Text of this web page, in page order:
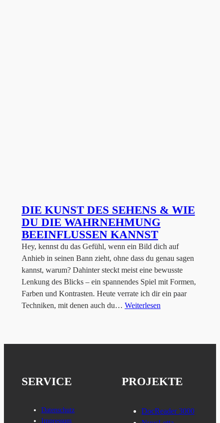
DIE KUNST DES SEHENS & WIE
DU DIE WAHRNEHMUNG
BEEINFLUSSEN KANNST
Hey, kennst du das Gefühl, wenn ein Bild dich auf
Anhieb in seinen Bann zieht, ohne dass du genau sagen
kannst, warum? Dahinter steckt meist eine bewusste
Lenkung des Blicks – ein spannendes Spiel mit Formen,
Farben und Kontrasten. Heute verrate ich dir ein paar
Techniken, mit denen auch du… Weiterlesen
SERVICE
Datenschutz
Impressum
PROJEKTE
DocReader 3000